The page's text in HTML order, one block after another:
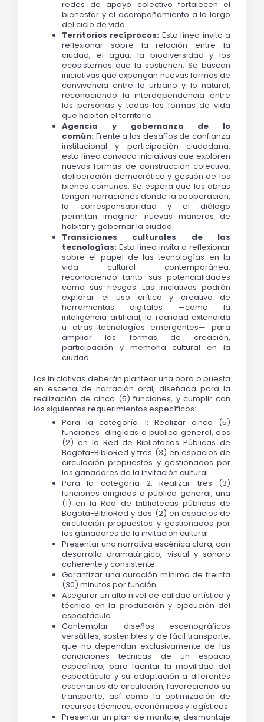
redes de apoyo colectivo fortalecen el
bienestar y el acompañamiento a lo largo
del ciclo de vida.
Territorios recíprocos: Esta línea invita a
reflexionar sobre la relación entre la
ciudad, el agua, la biodiversidad y los
ecosistemas que la sostienen. Se buscan
iniciativas que expongan nuevas formas de
convivencia entre lo urbano y lo natural,
reconociendo la interdependencia entre
las personas y todas las formas de vida
que habitan el territorio.
Agencia y gobernanza de lo
común: Frente a los desafíos de confianza
institucional y participación ciudadana,
esta línea convoca iniciativas que exploren
nuevas formas de construcción colectiva,
deliberación democrática y gestión de los
bienes comunes. Se espera que las obras
tengan narraciones donde la cooperación,
la corresponsabilidad y el diálogo
permitan imaginar nuevas maneras de
habitar y gobernar la ciudad.
Transiciones culturales de las
tecnologías: Esta línea invita a reflexionar
sobre el papel de las tecnologías en la
vida cultural contemporánea,
reconociendo tanto sus potencialidades
como sus riesgos. Las iniciativas podrán
explorar el uso crítico y creativo de
herramientas digitales —como la
inteligencia artificial, la realidad extendida
u otras tecnologías emergentes— para
ampliar las formas de creación,
participación y memoria cultural en la
ciudad.
Las iniciativas deberán plantear una obra o puesta
en escena de narración oral, diseñada para la
realización de cinco (5) funciones, y cumplir con
los siguientes requerimientos específicos:
Para la categoría 1: Realizar cinco (5)
funciones  dirigidas a público general, dos
(2) en la Red de Bibliotecas Públicas de
Bogotá-BibloRed y tres (3) en espacios de
circulación propuestos y gestionados por
los ganadores de la invitación cultural
Para la categoría 2: Realizar tres (3)
funciones dirigidas a público general, una
(1) en la Red de bibliotecas públicas de
Bogotá-BibloRed y dos (2) en espacios de
circulación propuestos y gestionados por
los ganadores de la invitación cultural.
Presentar una narrativa escénica clara, con
desarrollo dramatúrgico, visual y sonoro
coherente y consistente.
Garantizar una duración mínima de treinta
(30) minutos por función.
Asegurar un alto nivel de calidad artística y
técnica en la producción y ejecución del
espectáculo.
Contemplar diseños escenográficos
versátiles, sostenibles y de fácil transporte,
que no dependan exclusivamente de las
condiciones técnicas de un espacio
específico, para facilitar la movilidad del
espectáculo y su adaptación a diferentes
escenarios de circulación, favoreciendo su
transporte, así como la optimización de
recursos técnicos, económicos y logísticos.
Presentar un plan de montaje, desmontaje